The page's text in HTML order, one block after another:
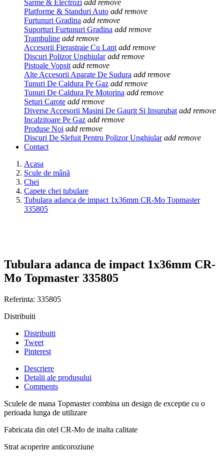
Sarme & Electrozi add remove
Platforme & Standuri Auto add remove
Furtunuri Gradina add remove
Suporturi Furtunuri Gradina add remove
Trambuline add remove
Accesorii Fierastraie Cu Lant add remove
Discuri Polizor Unghiular add remove
Pistoale Vopsit add remove
Alte Accesorii Aparate De Sudura add remove
Tunuri De Caldura Pe Gaz add remove
Tunuri De Caldura Pe Motorina add remove
Seturi Carote add remove
Diverse Accesorii Masini De Gaurit Si Insurubat add remove
Incalzitoare Pe Gaz add remove
Produse Noi add remove
Discuri De Slefuit Pentru Polizor Unghiular add remove
Contact
Acasa
Scule de mână
Chei
Capete chei tubulare
Tubulara adanca de impact 1x36mm CR-Mo Topmaster
335805
Tubulara adanca de impact 1x36mm CR-
Mo Topmaster 335805
Referinta: 335805
Distribuiti
Distribuiti
Tweet
Pinterest
Descriere
Detalii ale produsului
Comments
Sculele de mana Topmaster combina un design de exceptie cu o
perioada lunga de utilizare
Fabricata din otel CR-Mo de inalta calitate
Strat acoperire anticoroziune